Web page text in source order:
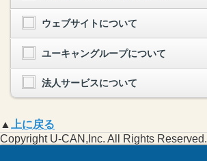
ウェブサイトについて
ユーキャングループについて
法人サービスについて
▲
上に戻る
Copyright U-CAN,Inc. All Rights Reserved.